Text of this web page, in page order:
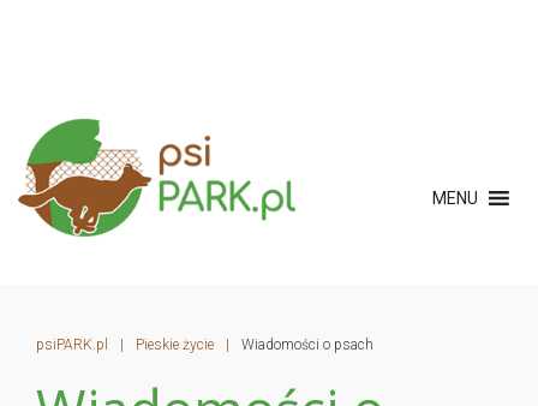
MENU
psiPARK.pl | Pieskie życie | Wiadomości o psach